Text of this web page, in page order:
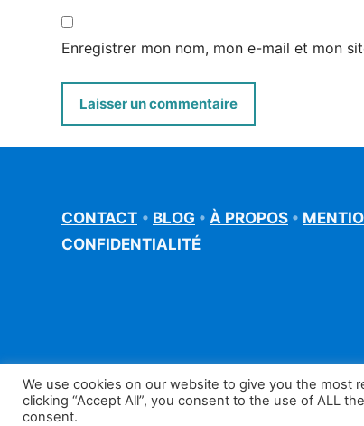
Enregistrer mon nom, mon e-mail et mon
CONTACT • BLOG • À PROPOS •
CONFIDENTIALITÉ
©francais-rapide.fr
We use cookies on our website to give you the most
clicking “Accept All”, you consent to the use of ALL
consent.